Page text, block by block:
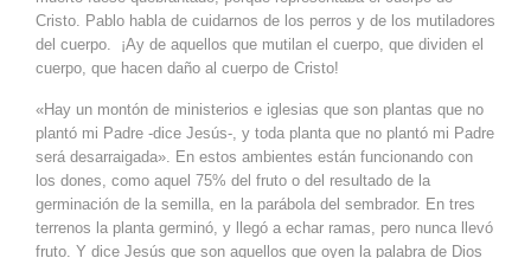
Cristo. Pablo habla de cuidarnos de los perros y de los mutiladores
del cuerpo. ¡Ay de aquellos que mutilan el cuerpo, que dividen el
cuerpo, que hacen daño al cuerpo de Cristo!
«Hay un montón de ministerios e iglesias que son plantas que no
plantó mi Padre -dice Jesús-, y toda planta que no plantó mi Padre
será desarraigada». En estos ambientes están funcionando con
los dones, como aquel 75% del fruto o del resultado de la
germinación de la semilla, en la parábola del sembrador. En tres
terrenos la planta germinó, y llegó a echar ramas, pero nunca llevó
fruto. Y dice Jesús que son aquellos que oyen la palabra de Dios